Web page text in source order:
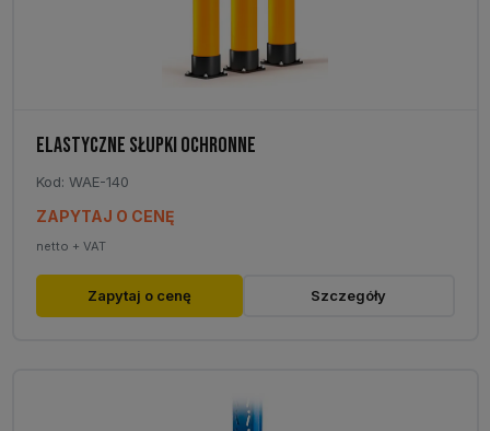
ELASTYCZNE SŁUPKI OCHRONNE
Kod: WAE-140
ZAPYTAJ O CENĘ
netto + VAT
Zapytaj o cenę Szczegóły